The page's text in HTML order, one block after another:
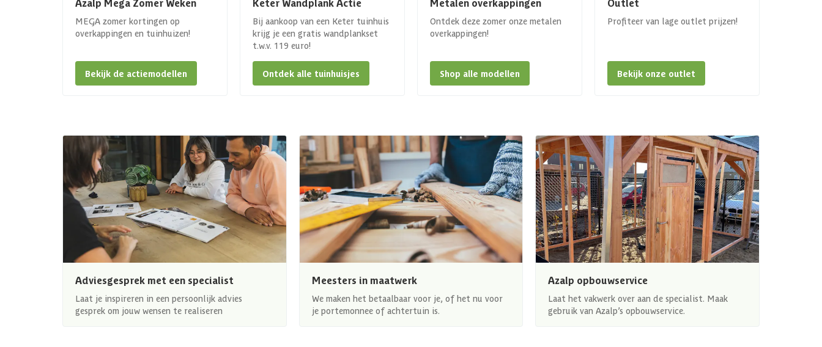
Azalp Mega Zomer Weken
MEGA zomer kortingen op
overkappingen en tuinhuizen!
Bekijk de actiemodellen
Keter Wandplank Actie
Bij aankoop van een Keter tuinhuis
krijg je een gratis wandplankset
t.w.v. 119 euro!
Ontdek alle tuinhuisjes
Metalen overkappingen
Ontdek deze zomer onze metalen
overkappingen!
Shop alle modellen
Outlet
Profiteer van lage outlet prijzen!
Bekijk onze outlet
Adviesgesprek met een specialist
Laat je inspireren in een persoonlijk advies
gesprek om jouw wensen te realiseren
Meesters in maatwerk
We maken het betaalbaar voor je, of het nu voor
je portemonnee of achtertuin is.
Azalp opbouwservice
Laat het vakwerk over aan de specialist. Maak
gebruik van Azalp’s opbouwservice.